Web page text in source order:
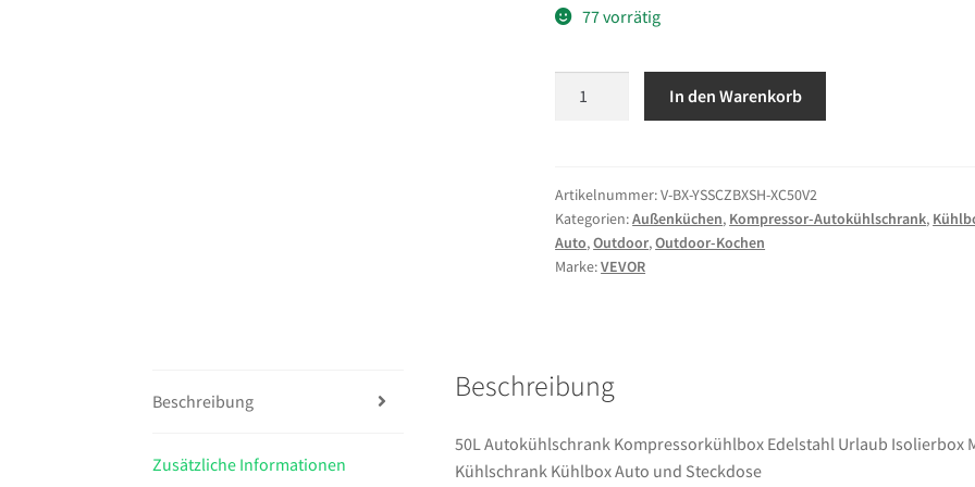
77 vorrätig
Edelstahl
Urlaub
Isolierbox
Mini
und
Menge
In den Warenkorb
Artikelnummer:V-BX-YSSCZBXSH-XC50V2
Kategorien:Außenküchen, Kompressor-Autokühlschrank,
Auto,Outdoor,Outdoor-Kochen
Marke:VEVOR
Beschreibung
Zusätzliche Informationen
Beschreibung
50L Autokühlschrank Kompressorkühlbox Edelstahl Urlaub Isolierbox
Kühlschrank Kühlbox Auto und Steckdose